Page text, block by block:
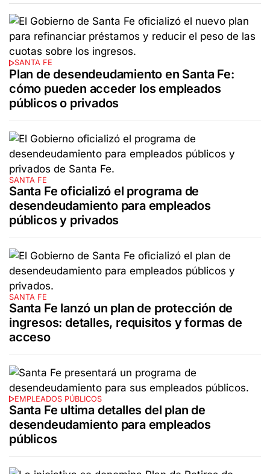
SANTA FE
Plan de desendeudamiento en Santa Fe:
cómo pueden acceder los empleados
públicos o privados
SANTA FE
Santa Fe oficializó el programa de
desendeudamiento para empleados
públicos y privados
SANTA FE
Santa Fe lanzó un plan de protección de
ingresos: detalles, requisitos y formas de
acceso
EMPLEADOS PÚBLICOS
Santa Fe ultima detalles del plan de
desendeudamiento para empleados
públicos